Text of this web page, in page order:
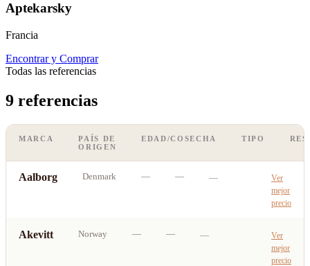
Aptekarsky
Francia
Encontrar y Comprar
Todas las referencias
9 referencias
MARCA
PAÍS DE
ORIGEN
EDAD/COSECHA TIPO
Aalborg Denmark — — —
Ver
mejor
precio
Akevitt Norway — — —
Ver
mejor
precio